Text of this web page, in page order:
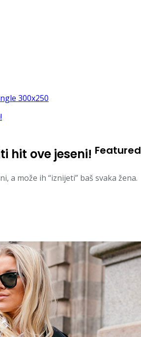
hit ove jeseni! Featured
a može ih “iznijeti” baš svaka žena.